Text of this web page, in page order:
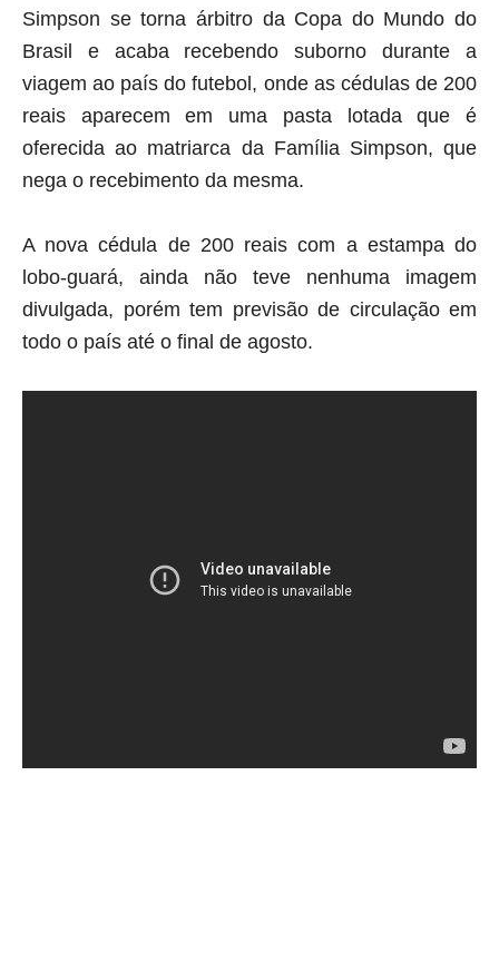
Simpson se torna árbitro da Copa do Mundo do
Brasil e acaba recebendo suborno durante a
viagem ao país do futebol, onde as cédulas de 200
reais aparecem em uma pasta lotada que é
oferecida ao matriarca da Família Simpson, que
nega o recebimento da mesma.
A nova cédula de 200 reais com a estampa do
lobo-guará, ainda não teve nenhuma imagem
divulgada, porém tem previsão de circulação em
todo o país até o final de agosto.